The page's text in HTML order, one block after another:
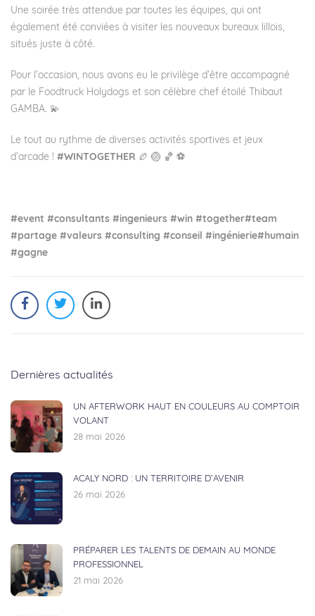
Une soirée très attendue par toutes les équipes, qui ont
également été conviées à visiter les nouveaux bureaux lillois,
situés juste à côté.
Pour l’occasion, nous avons eu le privilège d’être accompagné
par le Foodtruck Holydogs et son célèbre chef étoilé Thibaut
GAMBA. 💫
Le tout au rythme de diverses activités sportives et jeux
d’arcade ! #WINTOGETHER 🏉 🏐 🏀 ⚽
#event #consultants #ingenieurs #win #together#team
#partage #valeurs #consulting #conseil #ingénierie#humain
#gagne
Dernières actualités
UN AFTERWORK HAUT EN COULEURS AU COMPTOIR
VOLANT
28 mai 2026
ACALY NORD : UN TERRITOIRE D’AVENIR
26 mai 2026
PRÉPARER LES TALENTS DE DEMAIN AU MONDE
PROFESSIONNEL
21 mai 2026